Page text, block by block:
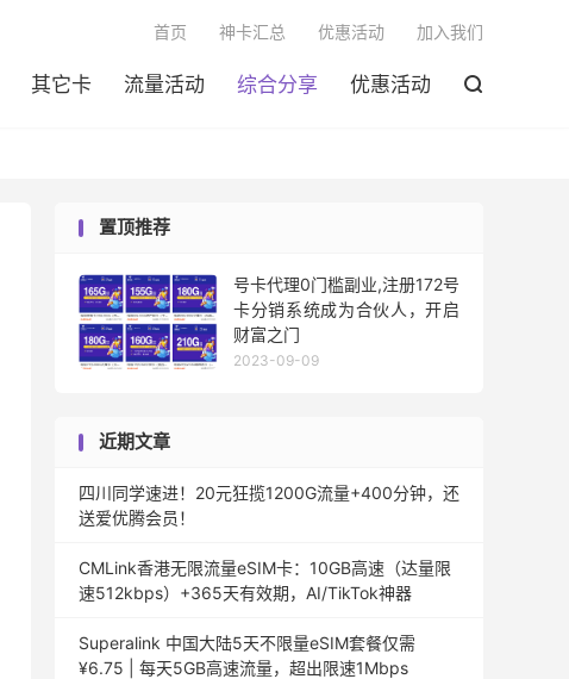
其它卡 流量活动 综合分享 优惠活动 
首页 神卡汇总 优惠活动 加入我们
置顶推荐
号卡代理0门槛副业,注册172号
卡分销系统成为合伙人，开启
财富之门
2023-09-09
近期文章
四川同学速进！20元狂揽1200G流量+400分钟，还
送爱优腾会员！
CMLink香港无限流量eSIM卡：10GB高速（达量限
速512kbps）+365天有效期，AI/TikTok神器
Superalink 中国大陆5天不限量eSIM套餐仅需
¥6.75 | 每天5GB高速流量，超出限速1Mbps